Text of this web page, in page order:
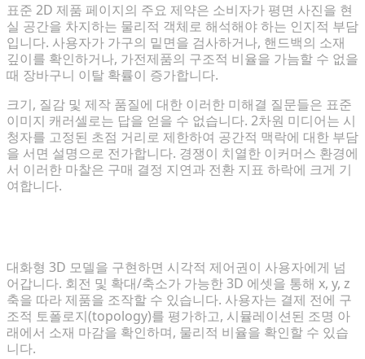
표준 2D 제품 페이지의 주요 제약은 소비자가 평면 사진을 현
실 공간을 차지하는 물리적 객체로 해석해야 하는 인지적 부담
입니다. 사용자가 가구의 밑면을 검사하거나, 핸드백의 소재
깊이를 확인하거나, 가전제품의 구조적 비율을 가늠할 수 없을
때 장바구니 이탈 확률이 증가합니다.
크기, 질감 및 제작 품질에 대한 이러한 미해결 질문들은 표준
이미지 캐러셀로는 답을 얻을 수 없습니다. 2차원 미디어는 시
청자를 고정된 초점 거리로 제한하여 공간적 맥락에 대한 부담
을 서면 설명으로 전가합니다. 경쟁이 치열한 이커머스 환경에
서 이러한 마찰은 구매 결정 지연과 전환 지표 하락에 크게 기
여합니다.
대화형 3D 모델을 구현하면 시각적 제어권이 사용자에게 넘
어갑니다. 회전 및 확대/축소가 가능한 3D 에셋을 통해 x, y, z
축을 따라 제품을 조작할 수 있습니다. 사용자는 결제 전에 구
조적 토폴로지(topology)를 평가하고, 시뮬레이션된 조명 아
래에서 소재 마감을 확인하며, 물리적 비율을 확인할 수 있습
니다.